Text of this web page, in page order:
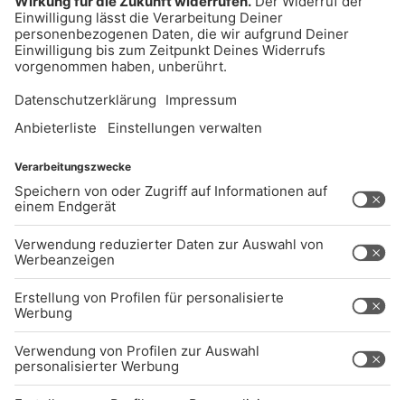
UNTERNEHMEN
Kontakt
Jobs
Sendeempfang
Über uns